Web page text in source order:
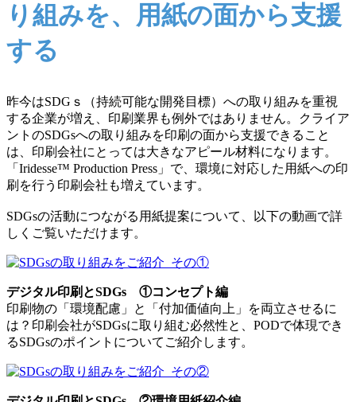
り組みを、用紙の面から支援
する
昨今はSDGｓ（持続可能な開発目標）への取り組みを重視
する企業が増え、印刷業界も例外ではありません。
クライア
ントのSDGsへの取り組みを印刷の面から支援できること
は、印刷会社にとっては大きなアピール材料になります。
「Iridesse™ Production Press」で、環境に対応した用紙への印
刷を行う印刷会社も増えています。
SDGsの活動につながる用紙提案について、以下の動画で詳
しくご覧いただけます。
デジタル印刷とSDGs ①コンセプト編
印刷物の「環境配慮」と「付加価値向上」を両立させるに
は？印刷会社がSDGsに取り組む必然性と、PODで体現でき
るSDGsのポイントについてご紹介します。